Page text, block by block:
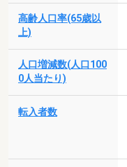
高齢人口率(65歳以
上)
人口増減数(人口100
0人当たり)
転入者数